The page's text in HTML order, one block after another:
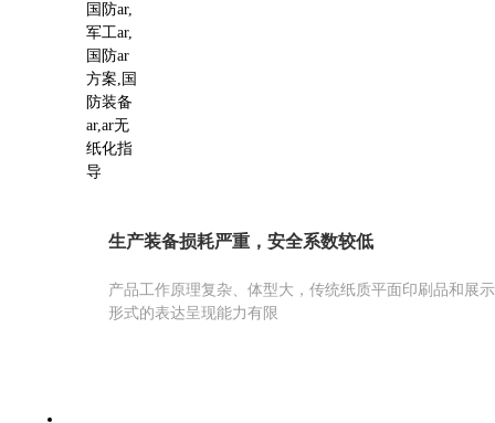
生产装备损耗严重，安全系数较低
产品工作原理复杂、体型大，传统纸质平面印刷品和展示
形式的表达呈现能力有限